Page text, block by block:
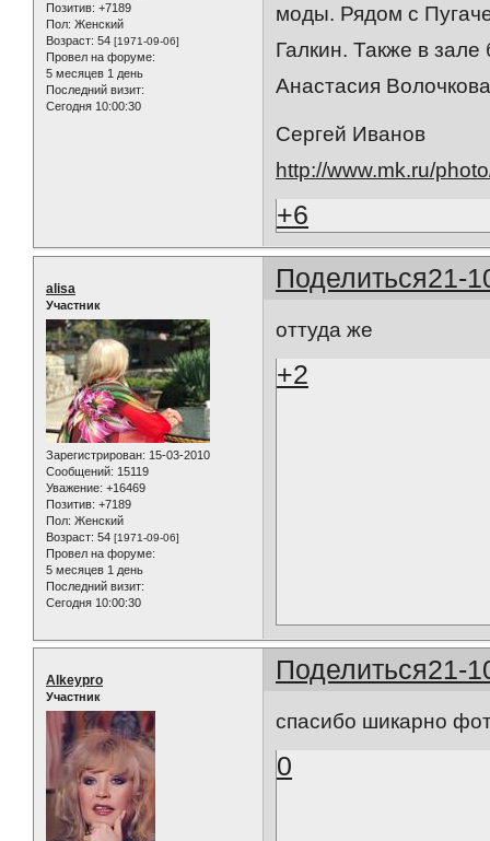
Позитив: +7189
Пол: Женский
Возраст: 54 [1971-09-06]
Провел на форуме:
5 месяцев 1 день
Последний визит:
Сегодня 10:00:30
моды. Рядом с
Галкин. Также в
Анастасия
Сергей Иванов
http://www.mk.ru/
+6
Поделиться21-
alisa
Участник
Зарегистрирован: 15-03-2010
Сообщений: 15119
Уважение: +16469
Позитив: +7189
Пол: Женский
Возраст: 54 [1971-09-06]
Провел на форуме:
5 месяцев 1 день
Последний визит:
Сегодня 10:00:30
оттуда же
+2
Поделиться21-
Alkeypro
Участник
спасибо шикарно
0